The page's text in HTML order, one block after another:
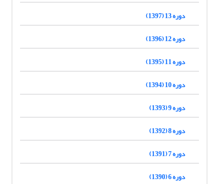
دوره 13 (1397)
دوره 12 (1396)
دوره 11 (1395)
دوره 10 (1394)
دوره 9 (1393)
دوره 8 (1392)
دوره 7 (1391)
دوره 6 (1390)